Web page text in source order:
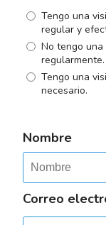
Tengo una
regular y
No tengo una
regularmente.
Tengo una
necesario.
Nombre
Correo